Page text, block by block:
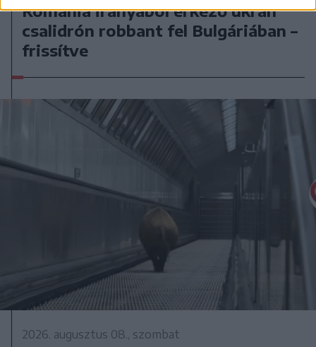
Románia irányából érkező ukrán
csalidrón robbant fel Bulgáriában –
frissítve
2026. augusztus 08., szombat